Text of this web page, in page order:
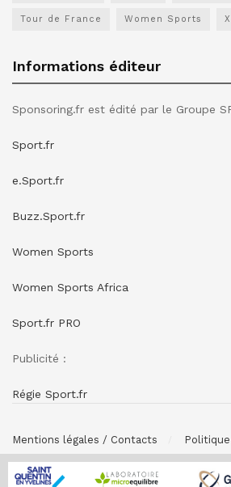
Tour de France Women Sports
Informations éditeur
Sponsoring.fr est édité par le Groupe
Sport.fr
e.Sport.fr
Buzz.Sport.fr
Women Sports
Women Sports Africa
Sport.fr PRO
Publicité :
Régie Sport.fr
Mentions légales / Contacts
© SPONSORING.FR